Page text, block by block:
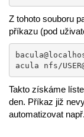
Z tohoto souboru
příkazu (pod
acula nfs/
Takto získáme
den. Příkaz již
automatizovat